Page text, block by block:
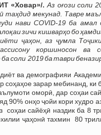
«Ховар»/. Аз оғози соли
таҳдид мекунад. Тавре
нави COVID-19 ба амал
зичи кишварҳо бо
ҷаҳон, аз ҷумла
коршиносон ва
соли 2019 ба таври
ва демографияи
соҳаҳое зарар мебинанд, ки
оморӣ, дар соҳаи
90% онҳо ҷойи кори худро
соҳаи сайёҳӣ наздик ба 8
ҷаҳонӣ тахмин 80